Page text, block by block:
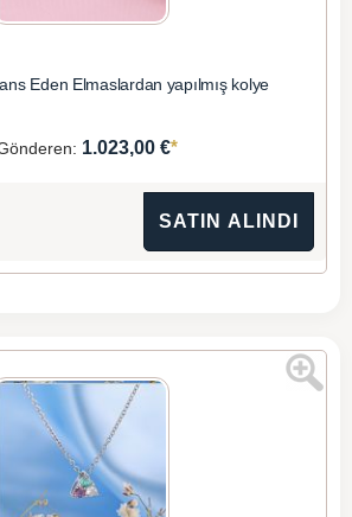
Eden Elmaslardan yapılmış kolye
1.023,00 €*
SATIN ALINDI